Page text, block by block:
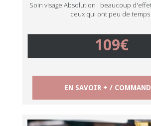
Soin visage Absolution : beaucoup
ceux qui ont peu de temps
109€
EN SAVOIR + /